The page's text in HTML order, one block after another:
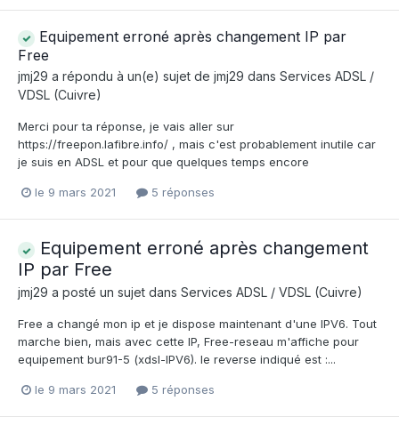
Equipement erroné après changement IP par
Free
jmj29 a répondu à un(e) sujet de jmj29 dans Services ADSL /
VDSL (Cuivre)
Merci pour ta réponse, je vais aller sur
https://freepon.lafibre.info/ , mais c'est probablement inutile car
je suis en ADSL et pour que quelques temps encore
le 9 mars 2021 5 réponses
Equipement erroné après changement
IP par Free
jmj29 a posté un sujet dans Services ADSL / VDSL (Cuivre)
Free a changé mon ip et je dispose maintenant d'une IPV6. Tout
marche bien, mais avec cette IP, Free-reseau m'affiche pour
equipement bur91-5 (xdsl-IPV6). le reverse indiqué est :...
le 9 mars 2021 5 réponses